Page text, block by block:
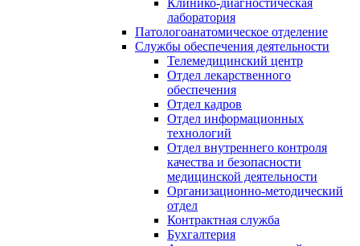
Клинико-диагностическая
лаборатория
Патологоанатомическое отделение
Службы обеспечения деятельности
Телемедицинский центр
Отдел лекарственного
обеспечения
Отдел кадров
Отдел информационных
технологий
Отдел внутреннего контроля
качества и безопасности
медицинской деятельности
Организационно-методический
отдел
Контрактная служба
Бухгалтерия